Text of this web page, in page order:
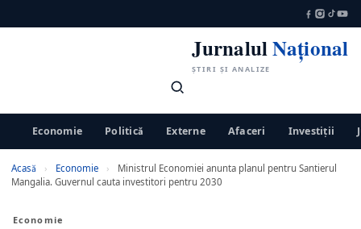
JurnalulNațional
ȘTIRI ȘI ANALIZE
Economie Politică Externe Afaceri Investiții
Acasă › Economie ›
Ministrul Economiei anunta planul pentru Santierul
Mangalia. Guvernul cauta investitori pentru 2030
Economie